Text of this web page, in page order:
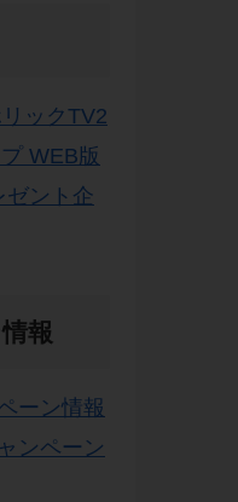
ックTV2
WEB版
ゼント企
報
ーン情報
ンペーン